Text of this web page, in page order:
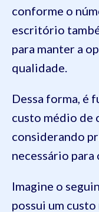
conforme o
escritório
para manter a
qualidade.
Dessa forma, é
custo médio de
considerando
necessário
Imagine o
possui um